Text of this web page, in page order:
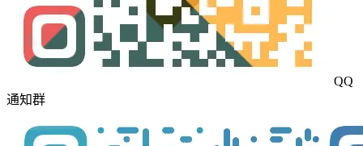
QQ
通知群